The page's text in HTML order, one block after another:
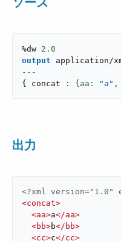
%dw 2.0
output
application/
---
{
concat : {aa: "a" ,
出力
<?xml version="1.0"
<concat>
<aa>a</aa>
<bb>b</ bb>
<cc>c</cc>